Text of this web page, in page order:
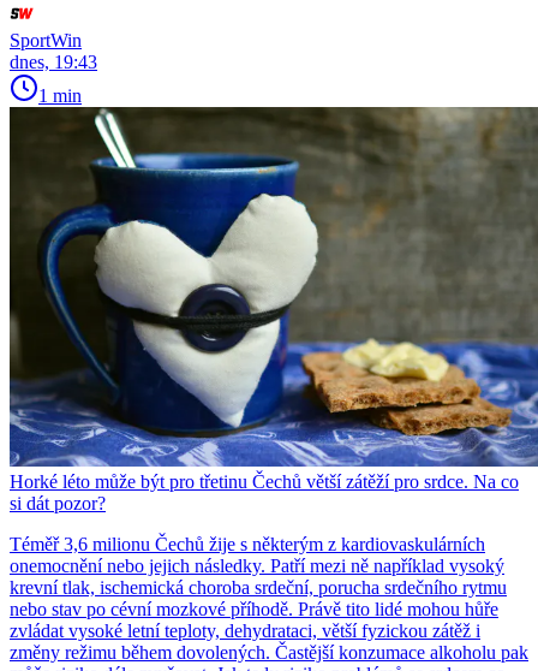
SportWin
dnes, 19:43
1 min
Horké léto může být pro třetinu Čechů větší zátěží pro srdce. Na co
si dát pozor?
Téměř 3,6 milionu Čechů žije s některým z kardiovaskulárních
onemocnění nebo jejich následky. Patří mezi ně například vysoký
krevní tlak, ischemická choroba srdeční, porucha srdečního rytmu
nebo stav po cévní mozkové příhodě. Právě tito lidé mohou hůře
zvládat vysoké letní teploty, dehydrataci, větší fyzickou zátěž i
změny režimu během dovolených. Častější konzumace alkoholu pak